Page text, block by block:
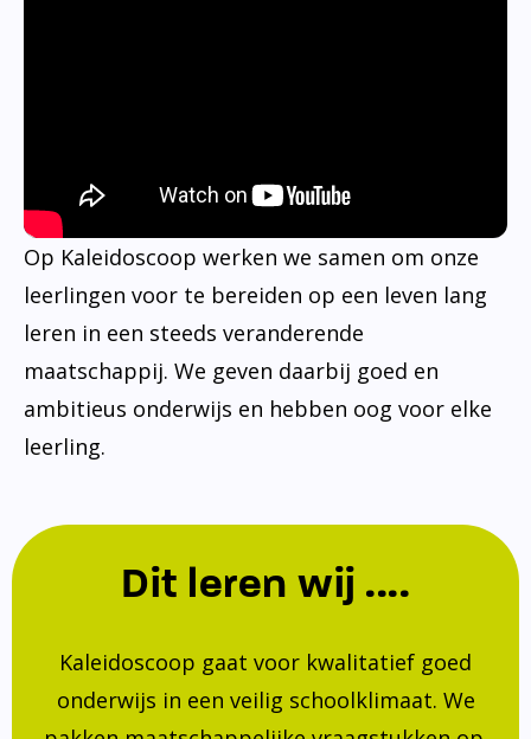
Op Kaleidoscoop werken we samen om onze
leerlingen voor te bereiden op een leven lang
leren in een steeds veranderende
maatschappij. We geven daarbij goed en
ambitieus onderwijs en hebben oog voor elke
leerling.
Dit leren wij ....
Kaleidoscoop gaat voor kwalitatief goed
onderwijs in een veilig schoolklimaat. We